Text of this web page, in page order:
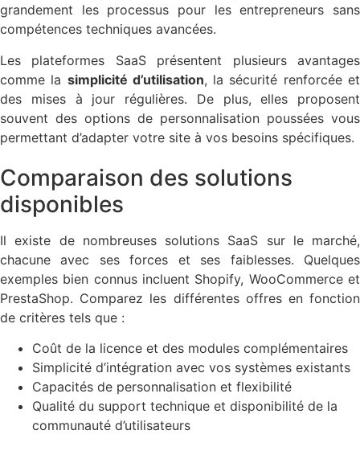
grandement les processus pour les entrepreneurs sans
compétences techniques avancées.
Les plateformes SaaS présentent plusieurs avantages
comme la simplicité d’utilisation, la sécurité renforcée et
des mises à jour régulières. De plus, elles proposent
souvent des options de personnalisation poussées vous
permettant d’adapter votre site à vos besoins spécifiques.
Comparaison des solutions
disponibles
Il existe de nombreuses solutions SaaS sur le marché,
chacune avec ses forces et ses faiblesses. Quelques
exemples bien connus incluent Shopify, WooCommerce et
PrestaShop. Comparez les différentes offres en fonction
de critères tels que :
Coût de la licence et des modules complémentaires
Simplicité d’intégration avec vos systèmes existants
Capacités de personnalisation et flexibilité
Qualité du support technique et disponibilité de la
communauté d’utilisateurs